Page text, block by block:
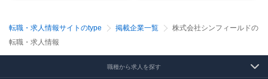
転職・求人情報サイトのtype 掲載企業一覧
株式会社シンフィールドの
転職・求人情報
職種から求人を探す